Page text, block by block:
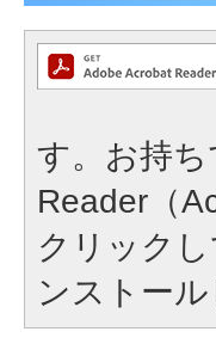
す。お持
Reader（
クリック
ンストール